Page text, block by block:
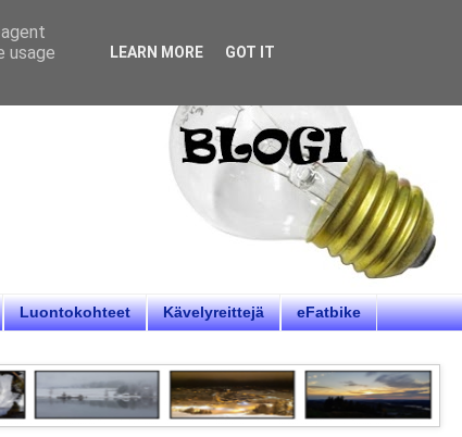
Luontokohteet Kävelyreittejä eFatbike
usage
LEARN MORE GOT IT